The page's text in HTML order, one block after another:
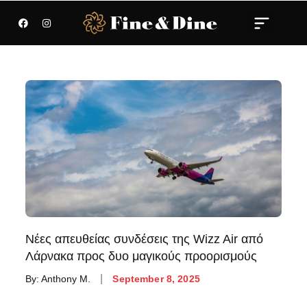
Νέες απευθείας συνδέσεις της Wizz Air από
Λάρνακα προς δυο μαγικούς προορισμούς
By:Anthony M. September 8, 2025